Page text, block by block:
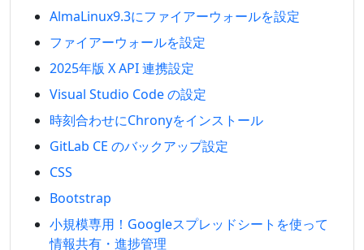
AlmaLinux9.3にファイアーウォールを設定
ファイアーウォールを設定
2025年版 X API 連携設定
Visual Studio Code の設定
時刻合わせにChronyをインストール
GitLab CE のバックアップ設定
CSS
Bootstrap
小規模専用！Googleスプレッドシートを使って
情報共有・進捗管理